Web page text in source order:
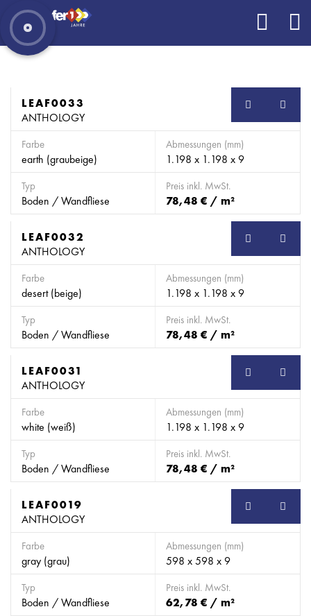
SB
LEAF0033
ANTHOLOGY
Farbe
earth (graubeige)
Abmessungen (mm)
1.198 x 1.198 x 9
Typ
Boden / Wandfliese
Preis inkl. MwSt.
78,48 € / m²
SB
LEAF0032
ANTHOLOGY
Farbe
desert (beige)
Abmessungen (mm)
1.198 x 1.198 x 9
Typ
Boden / Wandfliese
Preis inkl. MwSt.
78,48 € / m²
SB
LEAF0031
ANTHOLOGY
Farbe
white (weiß)
Abmessungen (mm)
1.198 x 1.198 x 9
Typ
Boden / Wandfliese
Preis inkl. MwSt.
78,48 € / m²
SB
LEAF0019
ANTHOLOGY
Farbe
gray (grau)
Abmessungen (mm)
598 x 598 x 9
Typ
Boden / Wandfliese
Preis inkl. MwSt.
62,78 € / m²